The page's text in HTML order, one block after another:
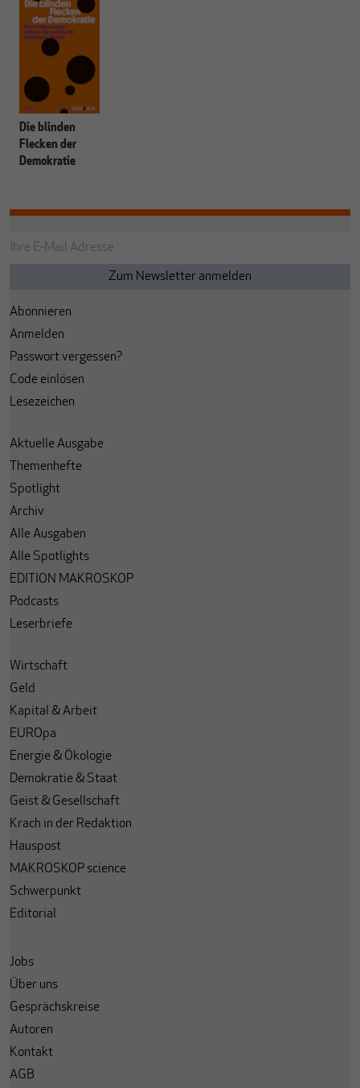
Die blinden
Flecken der
Demokratie
Abonnieren
Anmelden
Passwort vergessen?
Code einlösen
Lesezeichen
Aktuelle Ausgabe
Themenhefte
Spotlight
Archiv
Alle Ausgaben
Alle Spotlights
EDITION MAKROSKOP
Podcasts
Leserbriefe
Wirtschaft
Geld
Kapital & Arbeit
EUROpa
Energie & Ökologie
Demokratie & Staat
Geist & Gesellschaft
Krach in der Redaktion
Hauspost
MAKROSKOP science
Schwerpunkt
Editorial
Jobs
Über uns
Gesprächskreise
Autoren
Kontakt
AGB